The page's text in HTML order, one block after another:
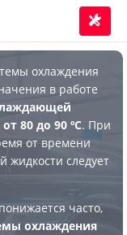
охлаждения
в работе
80 до 90 ºС. При
от времени
жидкости следует
часто,
охлаждения